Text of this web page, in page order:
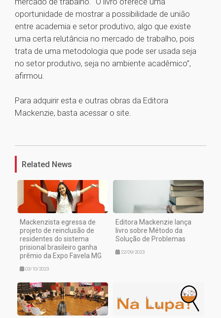
oportunidade de mostrar a possibilidade de união
entre academia e setor produtivo, algo que existe
uma certa relutância no mercado de trabalho, pois
trata de uma metodologia que pode ser usada seja
no setor produtivo, seja no ambiente acadêmico”,
afirmou.
Para adquirir esta e outras obras da Editora
Mackenzie, basta acessar o site.
Related News
Mackenzista egressa de
projeto de reinclusão de
residentes do sistema
prisional brasileiro ganha
prêmio da Expo Favela MG
03/10/2023
Editora Mackenzie lança
livro sobre Método da
Solução de Problemas
22/09/2023